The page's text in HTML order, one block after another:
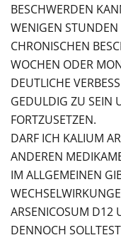
BESCHWERDEN
WENIGEN STUNDEN
CHRONISCHEN
WOCHEN ODER
DEUTLICHE
GEDULDIG ZU SEIN
ORTZUSETZEN.
DARF ICH KALIUM
ANDEREN
IM ALLGEMEINEN
ARSENICOSUM D12
DENNOCH